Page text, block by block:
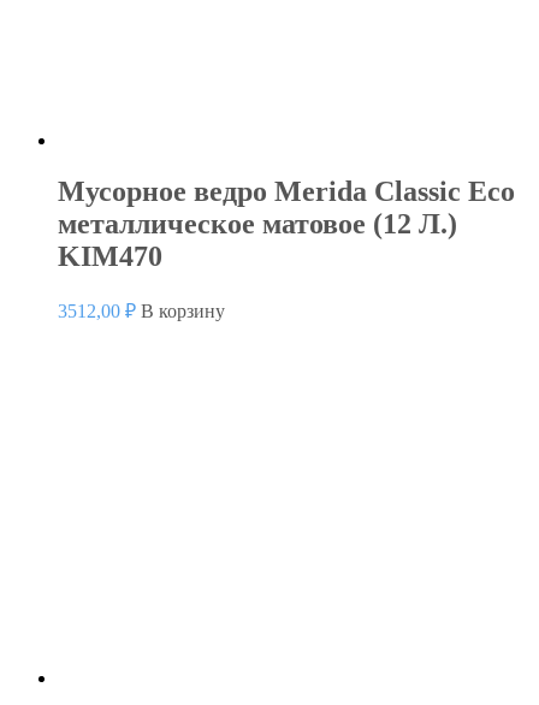
Мусорное ведро Merida Classic Eco
металлическое матовое (12 Л.)
KIM470
3512,00 ₽ В корзину